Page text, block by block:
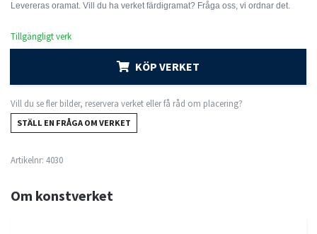
Tillgängligt verk
KÖP VERKET
Vill du se fler bilder, reservera verket eller få råd om placering?
STÄLL EN FRÅGA OM VERKET
Artikelnr: 4030
Om konstverket